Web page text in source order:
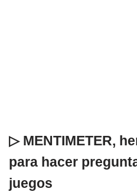
▷ MENTIMETER,
para hacer
juegos